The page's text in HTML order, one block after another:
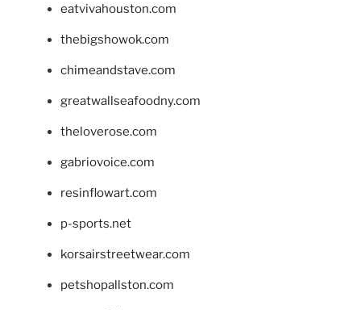
eatvivahouston.com
thebigshowok.com
chimeandstave.com
greatwallseafoodny.com
theloverose.com
gabriovoice.com
resinflowart.com
p-sports.net
korsairstreetwear.com
petshopallston.com